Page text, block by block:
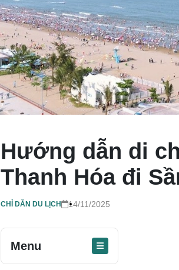
Hướng dẫn di
Thanh Hóa đi
CHỈ DẪN DU LỊCH 14/11/2025
Menu